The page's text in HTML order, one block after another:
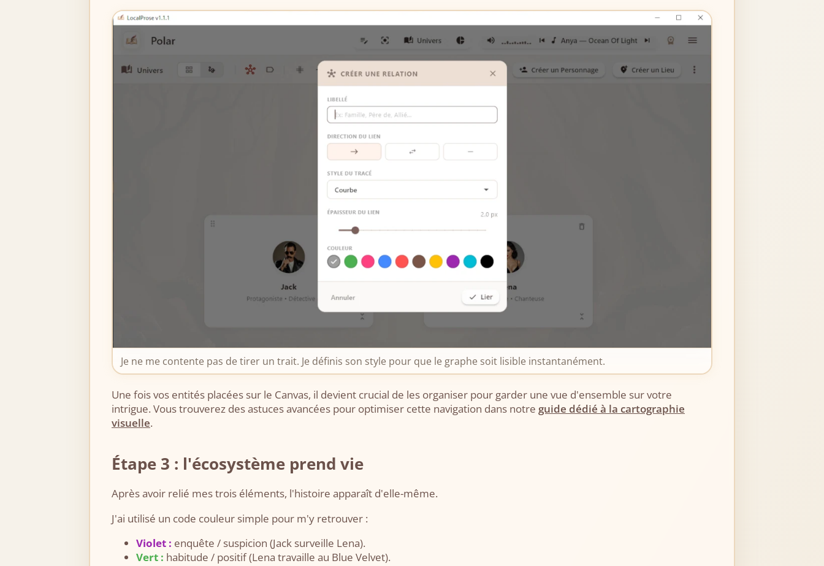
Je ne me contente pas de tirer un trait. Je définis son style pour que le graphe soit lisible instantanément.
Une fois vos entités placées sur le Canvas, il devient crucial de les organiser pour garder une vue d'ensemble sur votre
intrigue. Vous trouverez des astuces avancées pour optimiser cette navigation dans notre guide dédié à la cartographie
visuelle.
Étape 3 : l'écosystème prend vie
Après avoir relié mes trois éléments, l'histoire apparaît d'elle-même.
J'ai utilisé un code couleur simple pour m'y retrouver :
Violet : enquête / suspicion (Jack surveille Lena).
Vert : habitude / positif (Lena travaille au Blue Velvet).